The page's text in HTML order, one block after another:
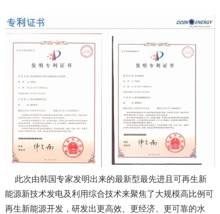
此次由韩国专家发明出来的最新型最先进且可再生新
能源新技术发电及利用综合技术来聚焦了大规模高比例可
再生新能源开发，研发出更高效、更经济、更可靠的水